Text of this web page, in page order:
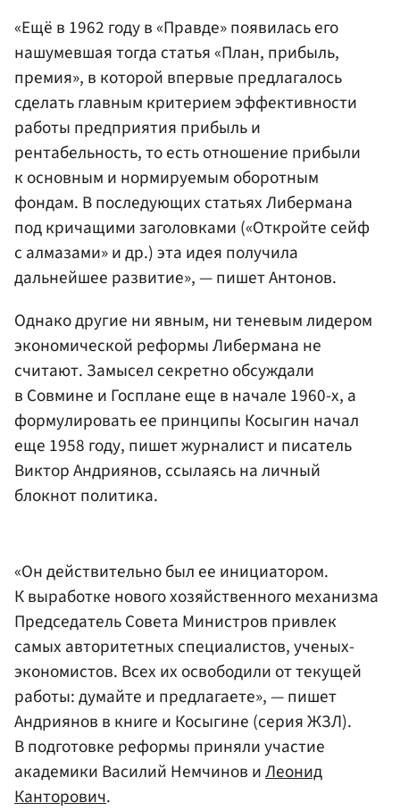
«Ещё в 1962 году в «Правде» появилась его
нашумевшая тогда статья «План, прибыль,
премия», в которой впервые предлагалось
сделать главным критерием эффективности
работы предприятия прибыль и
рентабельность, то есть отношение прибыли
к основным и нормируемым оборотным
фондам. В последующих статьях Либермана
под кричащими заголовками («Откройте сейф
с алмазами» и др.) эта идея получила
дальнейшее развитие», — пишет Антонов.
Однако другие ни явным, ни теневым лидером
экономической реформы Либермана не
считают. Замысел секретно обсуждали
в Совмине и Госплане еще в начале 1960-х, а
формулировать ее принципы Косыгин начал
еще 1958 году, пишет журналист и писатель
Виктор Андриянов, ссылаясь на личный
блокнот политика.
«Он действительно был ее инициатором.
К выработке нового хозяйственного механизма
Председатель Совета Министров привлек
самых авторитетных специалистов, ученых-
экономистов. Всех их освободили от текущей
работы: думайте и предлагаете», — пишет
Андриянов в книге и Косыгине (серия ЖЗЛ).
В подготовке реформы приняли участие
академики Василий Немчинов иЛеонид
Канторович.